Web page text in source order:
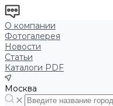
О компании
Фотогалерея
Новости
Статьи
Каталоги PDF
Москва